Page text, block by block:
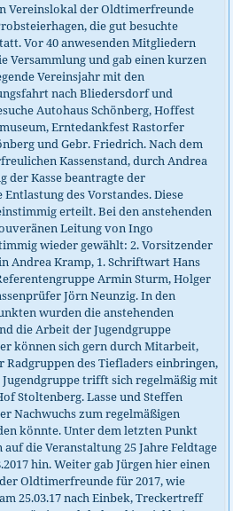
Vereinslokal der Oldtimerfreunde
die gut besuchte
Vor 40 anwesenden Mitgliedern
Versammlung und gab einen kurzen
Vereinsjahr mit den
nach Bliedersdorf und
Autohaus Schönberg, Hoffest
Erntedankfest Rastorfer
und Gebr. Friedrich. Nach dem
Kassenstand, durch Andrea
der Kasse beantragte der
des Vorstandes. Diese
erteilt. Bei den anstehenden
Leitung von Ingo
wieder gewählt: 2. Vorsitzender
Andrea Kramp, 1. Schriftwart Hans
Armin Sturm, Holger
Jörn Neunzig. In den
wurden die anstehenden
die Arbeit der Jugendgruppe
können sich gern durch Mitarbeit,
Radgruppen des Tiefladers einbringen,
Jugendgruppe trifft sich regelmäßig mit
Stoltenberg. Lasse und Steffen
Nachwuchs zum regelmäßigen
könnte. Unter dem letzten Punkt
die Veranstaltung 25 Jahre Feldtage
hin. Weiter gab Jürgen hier einen
Oldtimerfreunde für 2017, wie
25.03.17 nach Einbek, Treckertreff